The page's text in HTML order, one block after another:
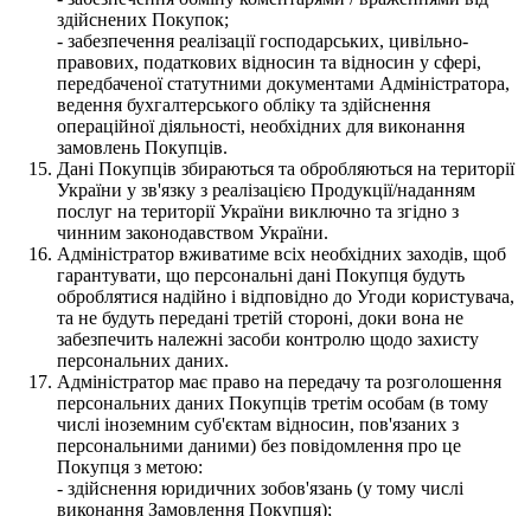
здійснених Покупок;
- забезпечення реалізації господарських, цивільно-
правових, податкових відносин та відносин у сфері,
передбаченої статутними документами Адміністратора,
ведення бухгалтерського обліку та здійснення
операційної діяльності, необхідних для виконання
замовлень Покупців.
Дані Покупців збираються та обробляються на території
України у зв'язку з реалізацією Продукції/наданням
послуг на території України виключно та згідно з
чинним законодавством України.
Адміністратор вживатиме всіх необхідних заходів, щоб
гарантувати, що персональні дані Покупця будуть
оброблятися надійно і відповідно до Угоди користувача,
та не будуть передані третій стороні, доки вона не
забезпечить належні засоби контролю щодо захисту
персональних даних.
Адміністратор має право на передачу та розголошення
персональних даних Покупців третім особам (в тому
числі іноземним суб'єктам відносин, пов'язаних з
персональними даними) без повідомлення про це
Покупця з метою:
- здійснення юридичних зобов'язань (у тому числі
виконання Замовлення Покупця);